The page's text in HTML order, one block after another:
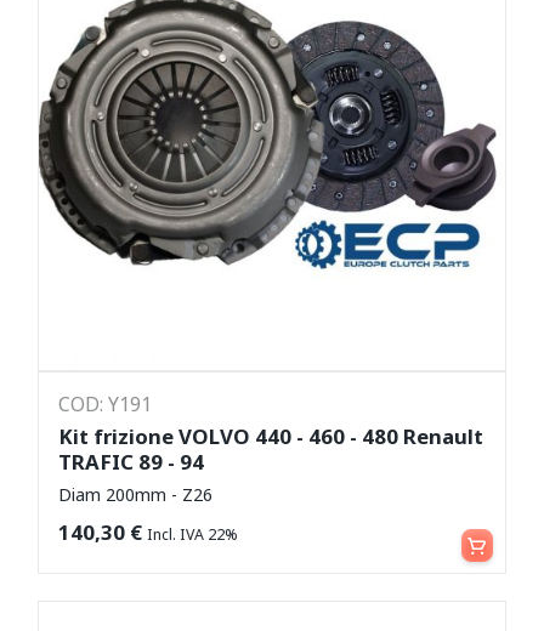
COD: Y191
Kit frizione VOLVO 440 - 460 - 480 Renault
TRAFIC 89 - 94
Diam 200mm - Z26
140,30 € Incl. IVA 22% Aggiungi al carrello